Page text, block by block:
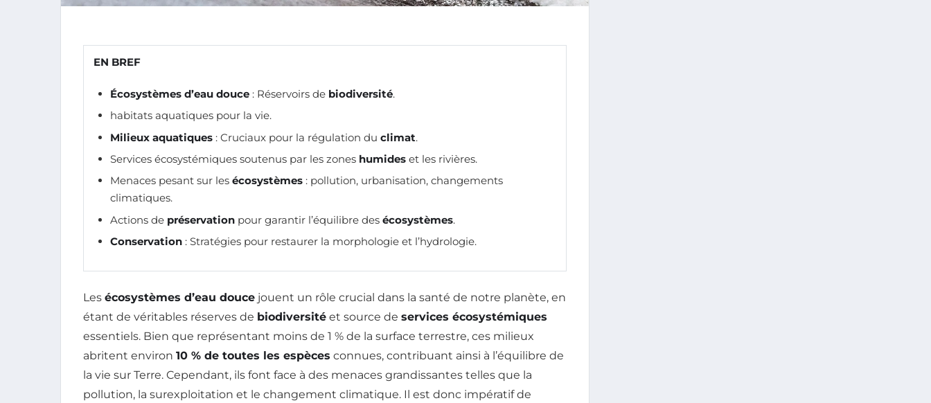
EN BREF
Écosystèmes d’eau douce : Réservoirs de biodiversité.
habitats aquatiques pour la vie.
Milieux aquatiques : Cruciaux pour la régulation du climat.
Services écosystémiques soutenus par les zones humides et les rivières.
Menaces pesant sur les écosystèmes : pollution, urbanisation, changements
climatiques.
Actions de préservation pour garantir l’équilibre des écosystèmes.
Conservation : Stratégies pour restaurer la morphologie et l’hydrologie.
Les écosystèmes d’eau douce jouent un rôle crucial dans la santé de notre planète, en
étant de véritables réserves de biodiversité et source de services écosystémiques
essentiels. Bien que représentant moins de 1 % de la surface terrestre, ces milieux
abritent environ 10 % de toutes les espèces connues, contribuant ainsi à l’équilibre de
la vie sur Terre. Cependant, ils font face à des menaces grandissantes telles que la
pollution, la surexploitation et le changement climatique. Il est donc impératif de